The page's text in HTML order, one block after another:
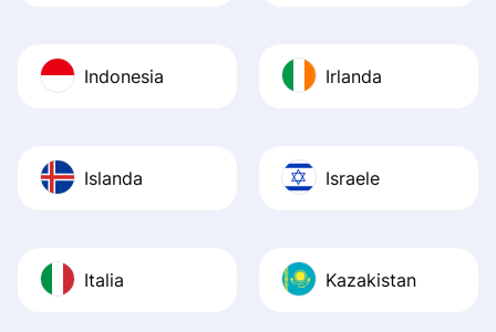
Indonesia Irlanda
Islanda Israele
Italia Kazakistan